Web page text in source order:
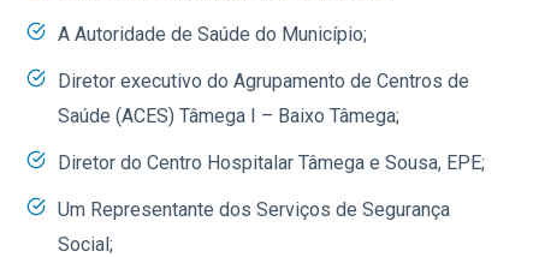
A Autoridade de Saúde do Município;
Diretor executivo do Agrupamento de Centros de
Saúde (ACES) Tâmega I – Baixo Tâmega;
Diretor do Centro Hospitalar Tâmega e Sousa, EPE;
Um Representante dos Serviços de Segurança
Social;